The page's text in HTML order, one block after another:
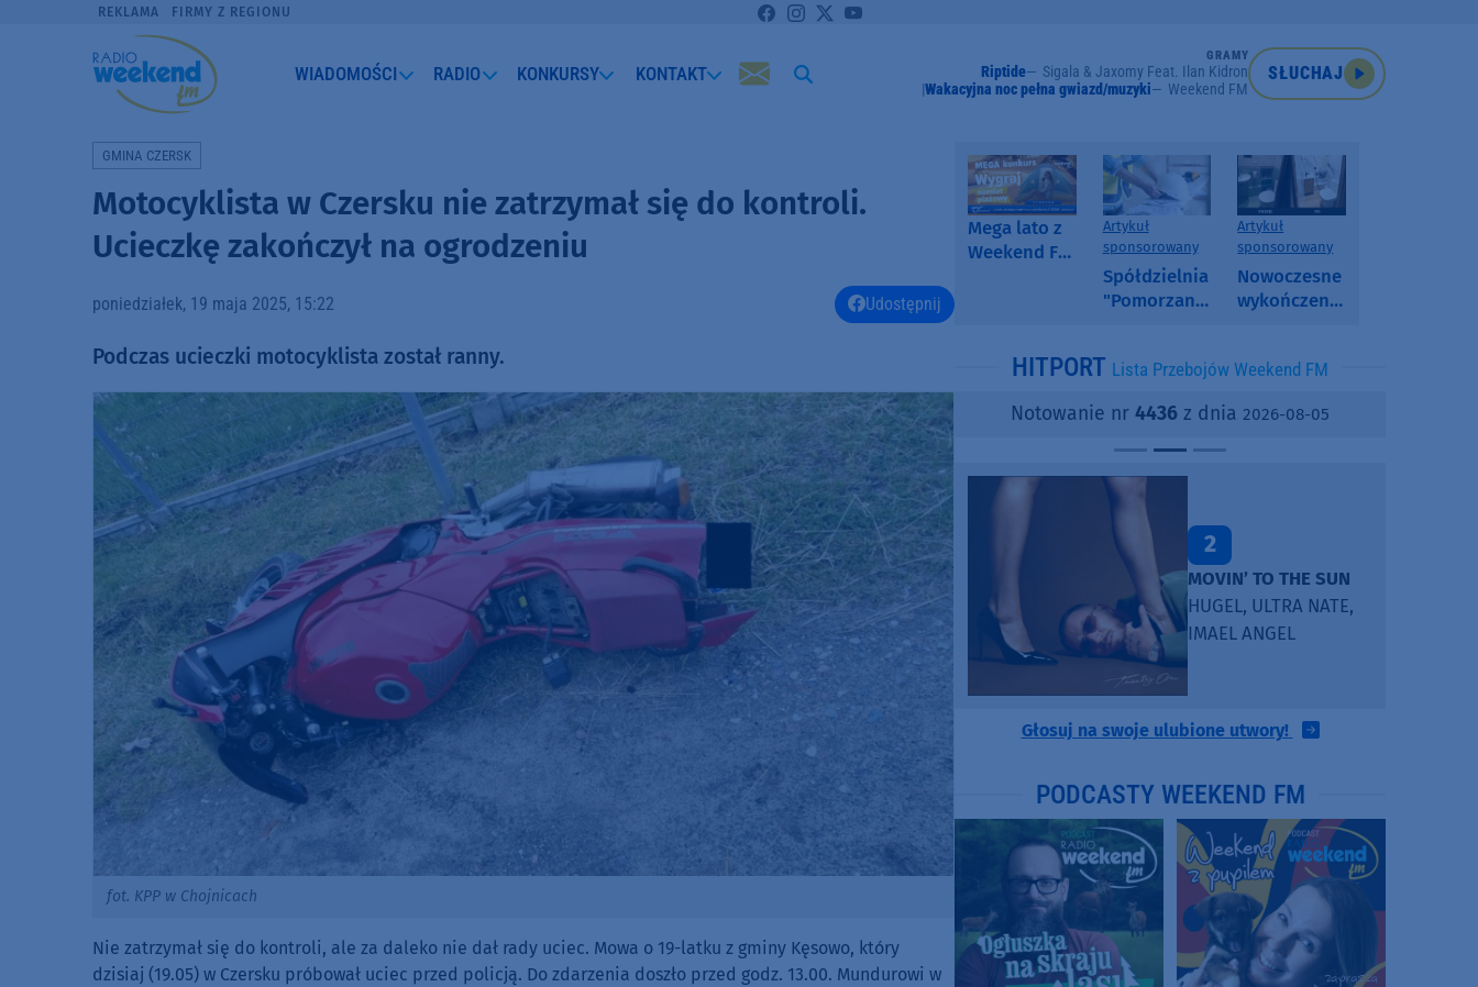
REKLAMA FIRMY Z REGIONU
WIADOMOŚCI RADIO KONKURSY KONTAKT
GRAMY
Riptide
Sigala & Jaxomy Feat. Ilan Kidron
Wakacyjna noc pełna gwiazd/muzyki
Weekend FM
SŁUCHAJ
GMINA CZERSK
Motocyklista w Czersku nie zatrzymał się do kontroli.
Ucieczkę zakończył na ogrodzeniu
poniedziałek, 19 maja 2025, 15:22 Udostępnij
Podczas ucieczki motocyklista został ranny.
fot. KPP w Chojnicach
Nie zatrzymał się do kontroli, ale za daleko nie dał rady uciec. Mowa o 19-latku z gminy Kęsowo, który
dzisiaj (19.05) w Czersku próbował uciec przed policją. Do zdarzenia doszło przed godz. 13.00. Mundurowi w
Mega lato z
Weekend FM
Artykuł
sponsorowany
Spółdzielnia
"Pomorzanka"
informuje o
i ofertach
najmu
Artykuł
sponsorowany
Nowoczesne
wykończenia
SPC, WPC i
kamienny
HITPORT Lista Przebojów Weekend FM
Notowanie nr 4436 z dnia 2026-08-05
2
MOVIN’ TO THE SUN
HUGEL, ULTRA NATE,
IMAEL ANGEL
Głosuj na swoje ulubione utwory!
PODCASTY WEEKEND FM